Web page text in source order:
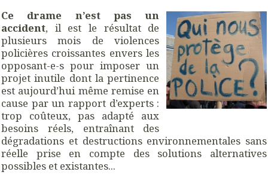
Ce drame n’est pas un
accident, il est le résultat de
plusieurs mois de violences
policières croissantes envers les
opposant-e-s pour imposer un
projet inutile dont la pertinence
est aujourd’hui même remise en
cause par un rapport d’experts :
trop coûteux, pas adapté aux
besoins réels, entraînant des
dégradations et destructions environnementales sans
réelle prise en compte des solutions alternatives
possibles et existantes...